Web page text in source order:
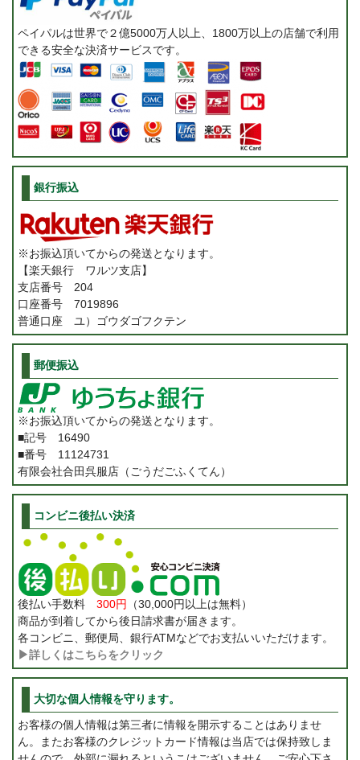
ペイパルは世界で２億5000万人以上、1800万以上の店舗で利用
できる安全な決済サービスです。
銀行振込
※お振込頂いてからの発送となります。
【楽天銀行 ワルツ支店】
支店番号 204
口座番号 7019896
普通口座 ユ）ゴウダゴフクテン
郵便振込
※お振込頂いてからの発送となります。
■記号 16490
■番号 11124731
有限会社合田呉服店（ごうだごふくてん）
コンビニ後払い決済
後払い手数料 300円
（30,000円以上は無料）
商品が到着してから後日請求書が届きます。
各コンビニ、郵便局、銀行ATMなどでお支払いいただけます。
▶詳しくはこちらをクリック
大切な個人情報を守ります。
お客様の個人情報は第三者に情報を開示することはありませ
ん。またお客様のクレジットカード情報は当店では保持致しま